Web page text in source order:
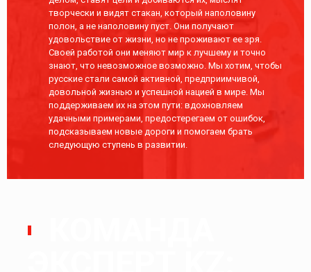
творчески и видят стакан, который наполовину
полон, а не наполовину пуст. Они получают
удовольствие от жизни, но не проживают ее зря.
Своей работой они меняют мир к лучшему и точно
знают, что невозможное возможно. Мы хотим, чтобы
русские стали самой активной, предприимчивой,
довольной жизнью и успешной нацией в мире. Мы
поддерживаем их на этом пути: вдохновляем
удачными примерами, предостерегаем от ошибок,
подсказываем новые дороги и помогаем брать
следующую ступень в развитии.